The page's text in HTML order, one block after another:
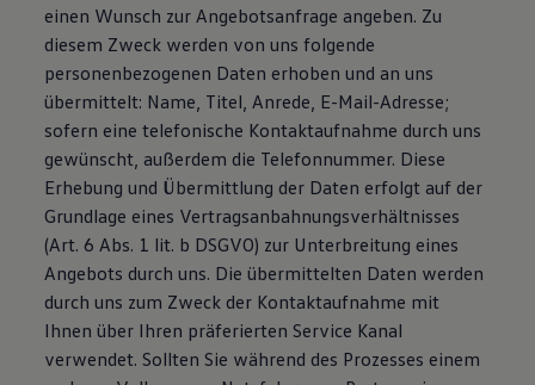
einen Wunsch zur Angebotsanfrage angeben. Zu
diesem Zweck werden von uns folgende
personenbezogenen Daten erhoben und an uns
übermittelt: Name, Titel, Anrede, E-Mail-Adresse;
sofern eine telefonische Kontaktaufnahme durch uns
gewünscht, außerdem die Telefonnummer. Diese
Erhebung und Übermittlung der Daten erfolgt auf der
Grundlage eines Vertragsanbahnungsverhältnisses
(Art. 6 Abs. 1 lit. b DSGVO) zur Unterbreitung eines
Angebots durch uns. Die übermittelten Daten werden
durch uns zum Zweck der Kontaktaufnahme mit
Ihnen über Ihren präferierten Service Kanal
verwendet. Sollten Sie während des Prozesses einem